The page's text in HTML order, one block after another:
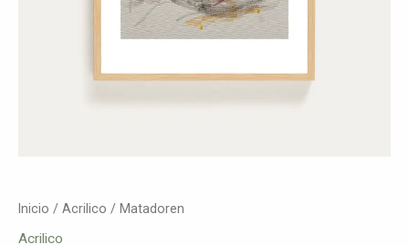
Inicio / Acrilico / Matadoren
Acrilico